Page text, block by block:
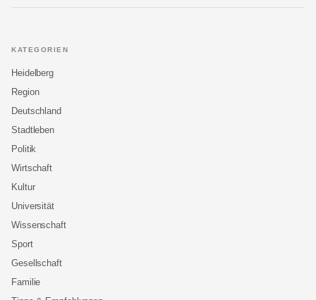
KATEGORIEN
Heidelberg
Region
Deutschland
Stadtleben
Politik
Wirtschaft
Kultur
Universität
Wissenschaft
Sport
Gesellschaft
Familie